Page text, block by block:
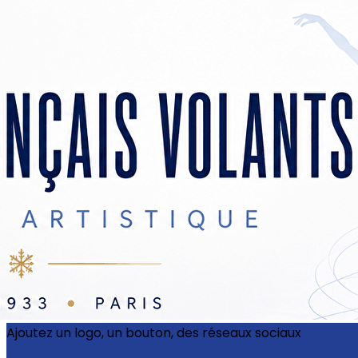
Menu
?>
Images de la page d'accueil
Cliquez pour éditer
Ajoutez un logo, un bouton, des réseaux sociaux